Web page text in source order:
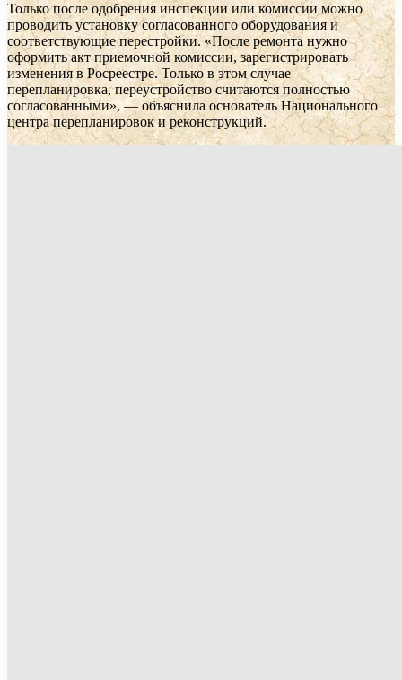
Только после одобрения инспекции или комиссии можно
проводить установку согласованного оборудования и
соответствующие перестройки. «После ремонта нужно
оформить акт приемочной комиссии, зарегистрировать
изменения в Росреестре. Только в этом случае
перепланировка, переустройство считаются полностью
согласованными», — объяснила основатель Национального
центра перепланировок и реконструкций.